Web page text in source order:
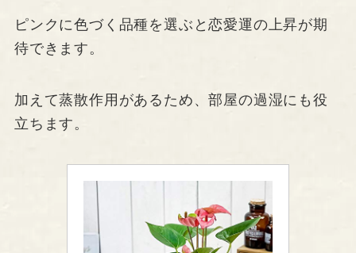
ピンクに色づく品種を選ぶと恋愛運の上昇が期
待できます。
加えて蒸散作用があるため、部屋の過湿にも役
立ちます。